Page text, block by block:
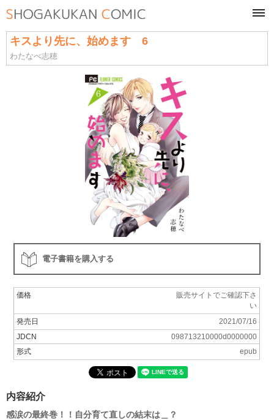
キスより先に、始めます 6
わたなべ志穂
電子書籍を購入する
価格
販売サイトでご確認下さ
い
発売日
2021/07/16
JDCN
098713210000d0000000
形式
epub
内容紹介
感涙の最終巻！！自分育て直しの結末は＿？